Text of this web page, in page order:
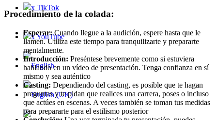
x TikTok
x YouTube
Procedimiento de la colada:
Esperar:Cuando llegue a la audición, espere hasta que le
llamen. Utiliza este tiempo para tranquilizarte y prepararte
mentalmente.
Introducción: Preséntese brevemente como si estuviera
hablando en un vídeo de presentación. Tenga confianza en sí
mismo y sea auténtico
Casting: Dependiendo del casting, es posible que te hagan
preguntas y te pidan que realices una carrera, poses o incluso
que actúes en escenas. A veces también se toman tus medidas
para prepararte para el estilismo posterior